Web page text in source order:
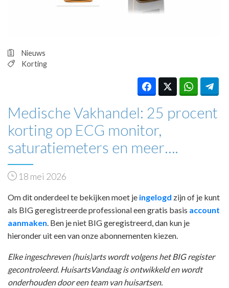
PRAKTIJKZAKEN
Nieuws
Korting
Medische Vakhandel: 25 procent
korting op ECG monitor,
saturatiemeters en meer….
18 mei 2026
Om dit onderdeel te bekijken moet je ingelogd zijn of je kunt
als BIG geregistreerde professional een gratis basis account
aanmaken. Ben je niet BIG geregistreerd, dan kun je
hieronder uit een van onze abonnementen kiezen.
Elke ingeschreven (huis)arts wordt volgens het BIG register
gecontroleerd. HuisartsVandaag is ontwikkeld en wordt
onderhouden door een team van huisartsen.